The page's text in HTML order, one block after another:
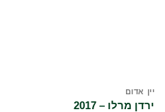
יין אדום
ירדן מרלו – 2017